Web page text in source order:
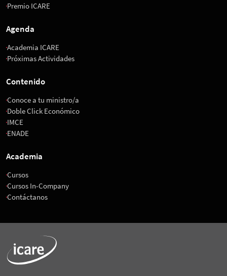
Premio ICARE
Agenda
Academia ICARE
Próximas Actividades
Contenido
Conoce a tu ministro/a
Doble Click Económico
IMCE
ENADE
Academia
Cursos
Cursos In-Company
Contáctanos